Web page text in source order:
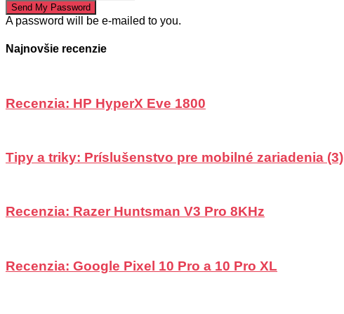
A password will be e-mailed to you.
Najnovšie recenzie
Recenzia: HP HyperX Eve 1800
Tipy a triky: Príslušenstvo pre mobilné zariadenia (3)
Recenzia: Razer Huntsman V3 Pro 8KHz
Recenzia: Google Pixel 10 Pro a 10 Pro XL